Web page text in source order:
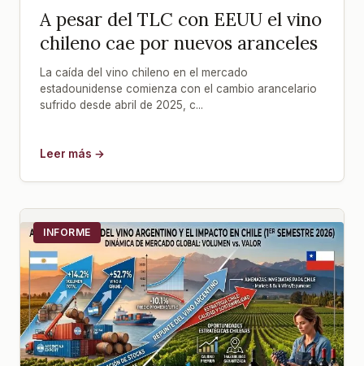
A pesar del TLC con EEUU el vino
chileno cae por nuevos aranceles
La caída del vino chileno en el mercado
estadounidense comienza con el cambio arancelario
sufrido desde abril de 2025, c...
Leer más →
INFORME